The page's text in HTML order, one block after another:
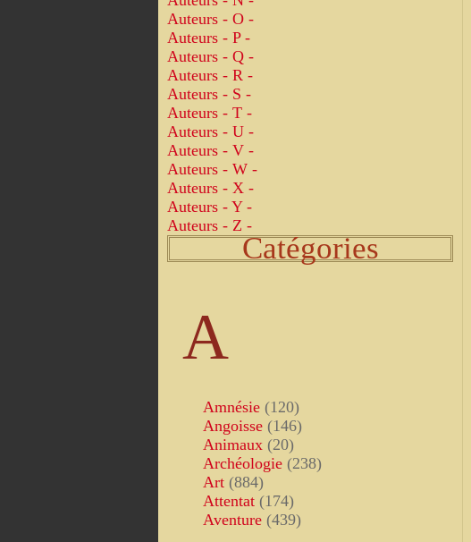
Auteurs - O -
Auteurs - P -
Auteurs - Q -
Auteurs - R -
Auteurs - S -
Auteurs - T -
Auteurs - U -
Auteurs - V -
Auteurs - W -
Auteurs - X -
Auteurs - Y -
Auteurs - Z -
Catégories
A
Amnésie (120)
Angoisse (146)
Animaux (20)
Archéologie (238)
Art (884)
Attentat (174)
Aventure (439)